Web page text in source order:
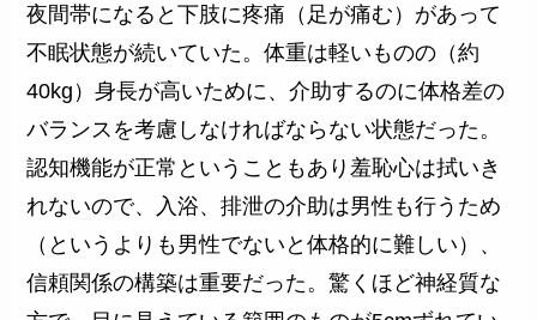
夜間帯になると下肢に疼痛（足が痛む）があって
不眠状態が続いていた。体重は軽いものの（約
40kg）身長が高いために、介助するのに体格差の
バランスを考慮しなければならない状態だった。
認知機能が正常ということもあり羞恥心は拭いき
れないので、入浴、排泄の介助は男性も行うため
（というよりも男性でないと体格的に難しい）、
信頼関係の構築は重要だった。驚くほど神経質な